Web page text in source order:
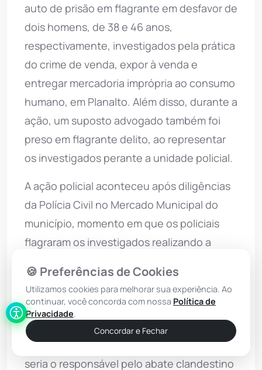
auto de prisão em flagrante em desfavor de
dois homens, de 38 e 46 anos,
respectivamente, investigados pela prática
do crime de venda, expor à venda e
entregar mercadoria imprópria ao consumo
humano, em Planalto. Além disso, durante a
ação, um suposto advogado também foi
preso em flagrante delito, ao representar
os investigados perante a unidade policial.
A ação policial aconteceu após diligências
da Polícia Civil no Mercado Municipal do
município, momento em que os policiais
flagraram os investigados realizando a
aproximadamente 100 quilos de carne
bovina sem qualquer comprovação de
inspeção sanitária oficial.
Conforme apurado, um dos investigados
seria o responsável pelo abate clandestino
🍪 Preferências de Cookies
Utilizamos cookies para melhorar sua experiência. Ao
continuar, você concorda com nossa Política de
Privacidade.
Concordar e Fechar